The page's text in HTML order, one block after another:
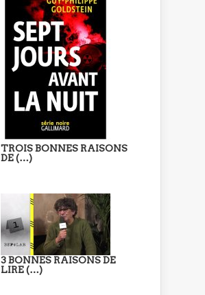
TROIS BONNES RAISONS
DE (…)
3 BONNES RAISONS DE
LIRE (…)